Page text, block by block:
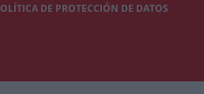
DE PROTECCIÓN DE DATOS